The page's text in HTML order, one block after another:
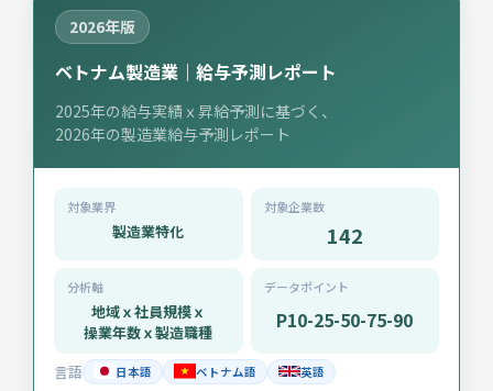
2026年版
ベトナム製造業｜給与予測レポート
2025年の給与実績ｘ昇給予測に基づく、
2026年の製造業給与予測レポート
対象業界
製造業特化
対象企業数
142
分析軸
地域ｘ社員規模ｘ
操業年数ｘ製造職種
データポイント
P10-25-50-75-90
言語 日本語 ベトナム語 英語